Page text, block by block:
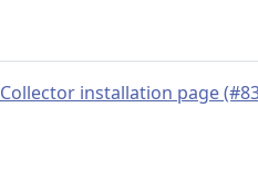
installation page